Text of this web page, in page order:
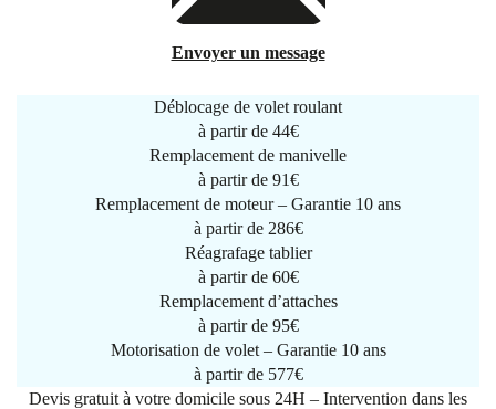
Envoyer un message
Déblocage de volet roulant
à partir de 44€
Remplacement de manivelle
à partir de 91€
Remplacement de moteur – Garantie 10 ans
à partir de 286€
Réagrafage tablier
à partir de 60€
Remplacement d’attaches
à partir de 95€
Motorisation de volet – Garantie 10 ans
à partir de 577€
Devis gratuit à votre domicile sous 24H – Intervention dans les